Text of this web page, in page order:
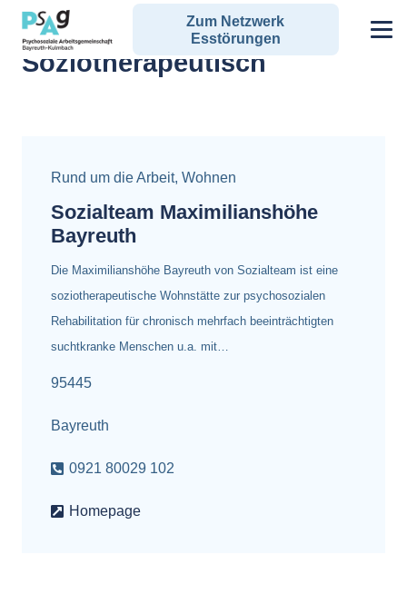
Zum Netzwerk
Esstörungen
Alle Angebote zum Schlagwort:
Soziotherapeutisch
Rund um die Arbeit, Wohnen
Sozialteam Maximilianshöhe
Bayreuth
Die Maximilianshöhe Bayreuth von Sozialteam ist eine
soziotherapeutische Wohnstätte zur psychosozialen
Rehabilitation für chronisch mehrfach beeinträchtigten
suchtkranke Menschen u.a. mit…
95445
Bayreuth
0921 80029 102
Homepage